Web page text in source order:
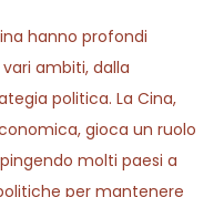
hanno profondi
ambiti, dalla
politica. La Cina,
gioca un ruolo
molti paesi a
per mantenere